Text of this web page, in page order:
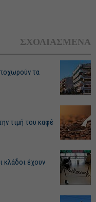
ΣΧΟΛΙΑΣΜΕΝΑ
τα
τιμή του καφέ
κλάδοι έχουν